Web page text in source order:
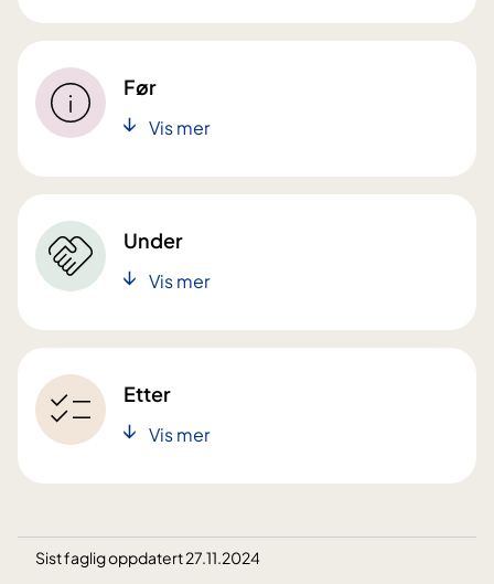
Før
Vis mer
Under
Vis mer
Etter
Vis mer
Sist faglig oppdatert 27.11.2024